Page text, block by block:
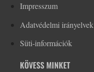
Impresszum
Adatvédelmi irányelvek
Süti-információk
KÖVESS MINKET